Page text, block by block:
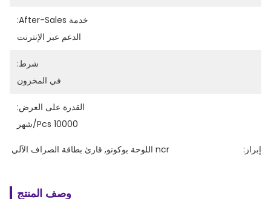
خدمة After-Sales:
الدعم عبر الإنترنت
شرط:
في المخزون
القدرة على العرض:
10000 Pcs/شهر
إبراز: ncr اللوحة بوكونو , قارئ بطاقة الصراف الآلي
وصف المنتج